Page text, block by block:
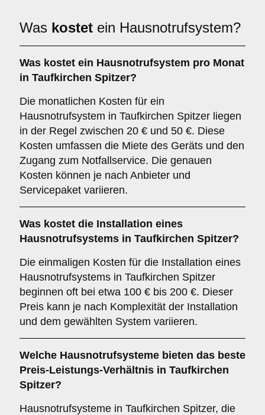
Was kostet ein Hausnotrufsystem?
Was kostet ein Hausnotrufsystem pro Monat
in Taufkirchen Spitzer?
Die monatlichen Kosten für ein
Hausnotrufsystem in Taufkirchen Spitzer liegen
in der Regel zwischen 20 € und 50 €. Diese
Kosten umfassen die Miete des Geräts und den
Zugang zum Notfallservice. Die genauen
Kosten können je nach Anbieter und
Servicepaket variieren.
Was kostet die Installation eines
Hausnotrufsystems in Taufkirchen Spitzer?
Die einmaligen Kosten für die Installation eines
Hausnotrufsystems in Taufkirchen Spitzer
beginnen oft bei etwa 100 € bis 200 €. Dieser
Preis kann je nach Komplexität der Installation
und dem gewählten System variieren.
Welche Hausnotrufsysteme bieten das beste
Preis-Leistungs-Verhältnis in Taufkirchen
Spitzer?
Hausnotrufsysteme in Taufkirchen Spitzer, die